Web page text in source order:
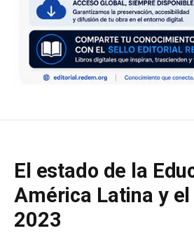
El estado de la
América Latina y el
2023